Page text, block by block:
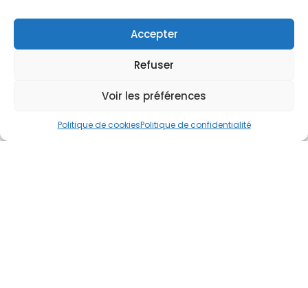
Accepter
Refuser
Voir les préférences
Politique de cookiesPolitique de confidentialité